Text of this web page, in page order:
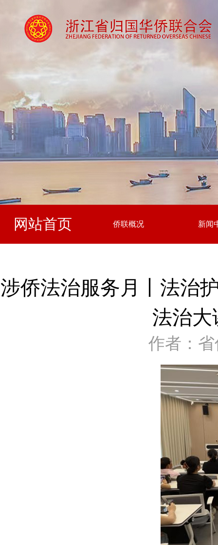
网站首页 侨联概况 新闻
涉侨法治服务月丨法治
法治大
作者：